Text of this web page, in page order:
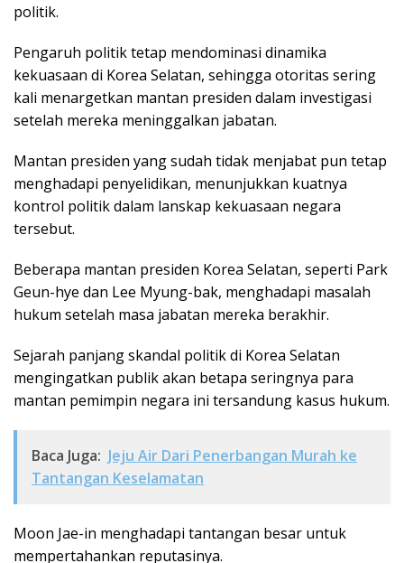
politik.
Pengaruh politik tetap mendominasi dinamika
kekuasaan di Korea Selatan, sehingga otoritas sering
kali menargetkan mantan presiden dalam investigasi
setelah mereka meninggalkan jabatan.
Mantan presiden yang sudah tidak menjabat pun tetap
menghadapi penyelidikan, menunjukkan kuatnya
kontrol politik dalam lanskap kekuasaan negara
tersebut.
Beberapa mantan presiden Korea Selatan, seperti Park
Geun-hye dan Lee Myung-bak, menghadapi masalah
hukum setelah masa jabatan mereka berakhir.
Sejarah panjang skandal politik di Korea Selatan
mengingatkan publik akan betapa seringnya para
mantan pemimpin negara ini tersandung kasus hukum.
Baca Juga: Jeju Air Dari Penerbangan Murah ke
Tantangan Keselamatan
Moon Jae-in menghadapi tantangan besar untuk
mempertahankan reputasinya.